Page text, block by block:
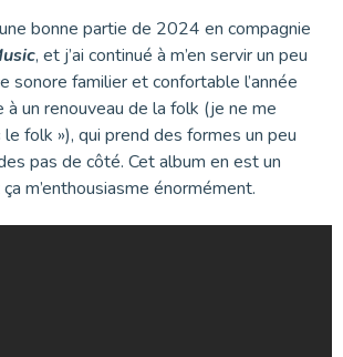
bonne partie de 2024 en compagnie
, et j’ai continué à m’en servir un peu
sonore familier et confortable l’année
à un renouveau de la folk (je ne me
folk »), qui prend des formes un peu
pas de côté. Cet album en est un
m’enthousiasme énormément.